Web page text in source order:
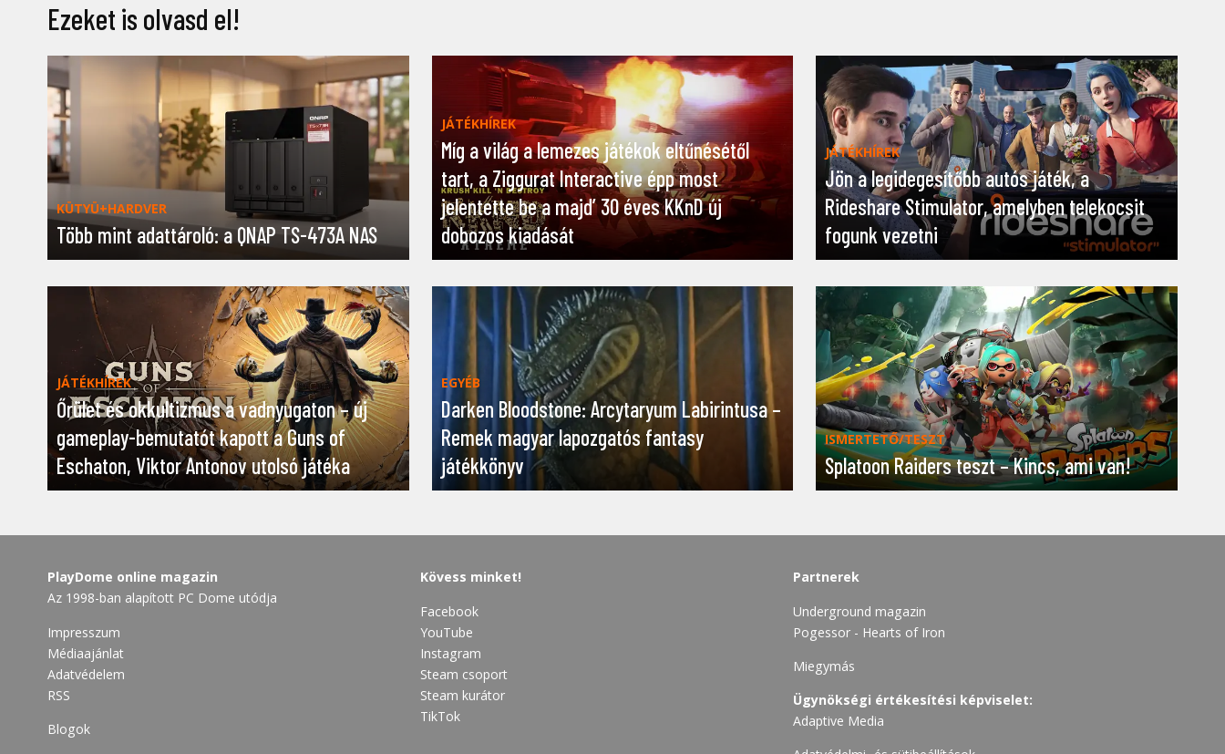
Ezeket is olvasd el!
KÜTYÜ+HARDVER
Több mint adattároló: a QNAP TS-473A NAS
JÁTÉKHÍREK
Míg a világ a lemezes játékok eltűnésétől
tart, a Ziggurat Interactive épp most
jelentette be a majd’ 30 éves KKnD új
dobozos kiadását
JÁTÉKHÍREK
Jön a legidegesítőbb autós játék, a
Rideshare Stimulator, amelyben telekocsit
fogunk vezetni
JÁTÉKHÍREK
Őrület és okkultizmus a vadnyugaton – új
gameplay-bemutatót kapott a Guns of
Eschaton, Viktor Antonov utolsó játéka
EGYÉB
Darken Bloodstone: Arcytaryum Labirintusa –
Remek magyar lapozgatós fantasy
játékkönyv
ISMERTETŐ/TESZT
Splatoon Raiders teszt – Kincs, ami van!
PlayDome online magazin
Az 1998-ban alapított PC Dome utódja
Impresszum
Médiaajánlat
Adatvédelem
RSS
Blogok
Kövess minket!
Facebook
YouTube
Instagram
Steam csoport
Steam kurátor
TikTok
Partnerek
Underground magazin
Pogessor - Hearts of Iron
Miegymás
Ügynökségi értékesítési képviselet:
Adaptive Media